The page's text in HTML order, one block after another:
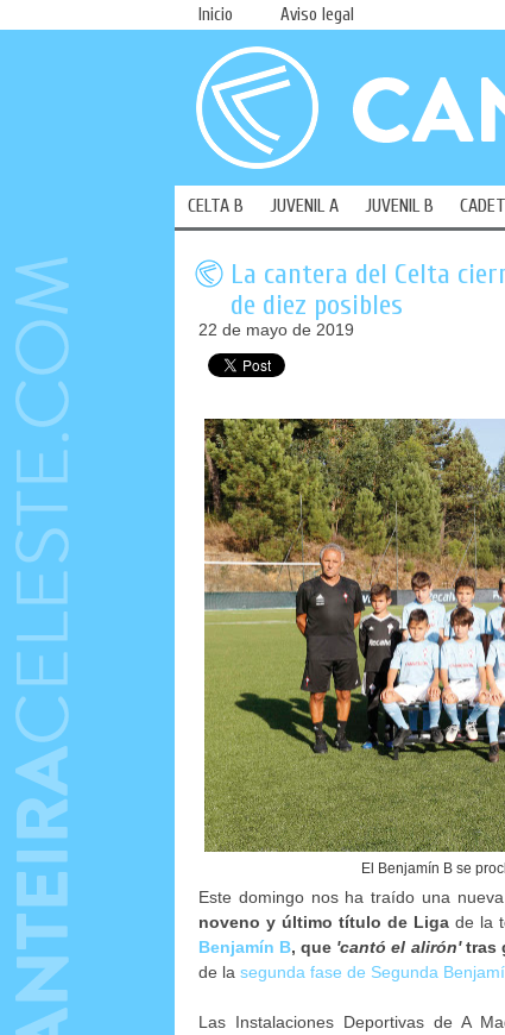
Inicio Aviso legal
CELTA B JUVENIL A JUVENIL B
La cantera del Celta
de diez posibles
22 de mayo de 2019
El Benjamín B se
Este domingo nos ha traído una
noveno y último título de Liga de la
Benjamín B, que 'cantó el alirón'tras
de la segunda fase de Segunda
Las Instalaciones Deportivas de A